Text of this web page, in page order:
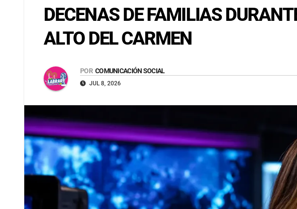
DECENAS DE FAMILIAS
ALTO DEL CARMEN
POR COMUNICACIÓN SOCIAL
JUL 8, 2026